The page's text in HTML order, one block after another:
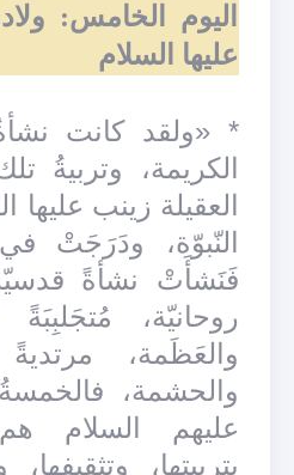
اليوم الخامس:
عليها السلام
* «ولقد كانت
الكريمة، وتربيةُ
العقيلة زينب
النّبوّة، ودَرَجَتْ
فَنَشأَتْ نشأةً
روحانيّة،
والعَظَمة،
والحشمة،
عليهم السلام
بتربيتِها،